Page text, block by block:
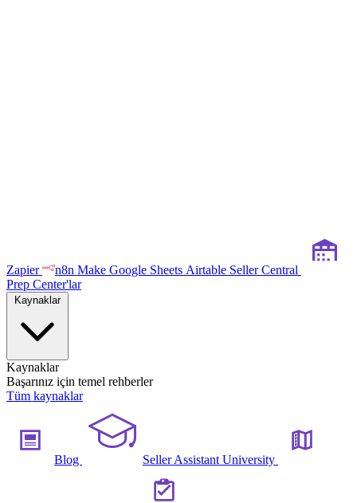
Zapier n8n Make Google Sheets Airtable Seller Central
Prep Center'lar
Kaynaklar
Kaynaklar
Başarınız için temel rehberler
Tüm kaynaklar
Blog Seller Assistant University